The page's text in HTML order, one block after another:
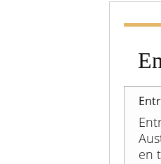
en